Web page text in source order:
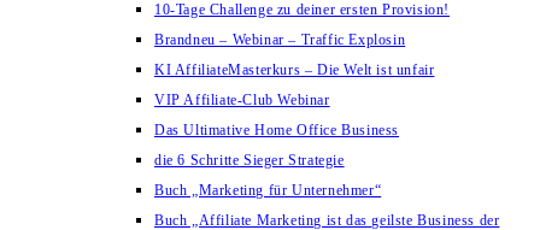
10-Tage Challenge zu deiner ersten Provision!
Brandneu – Webinar – Traffic Explosin
KI AffiliateMasterkurs – Die Welt ist unfair
VIP Affiliate-Club Webinar
Das Ultimative Home Office Business
die 6 Schritte Sieger Strategie
Buch „Marketing für Unternehmer“
Buch „Affiliate Marketing ist das geilste Business der